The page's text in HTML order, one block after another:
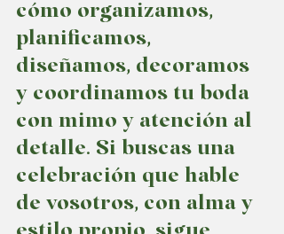
cómo organizamos,
planificamos,
diseñamos, decoramos
y coordinamos tu boda
con mimo y atención al
detalle. Si buscas una
celebración que hable
de vosotros, con alma y